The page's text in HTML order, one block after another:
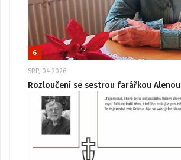
6
SRP, 04 2026
Rozloučení se sestrou farářkou